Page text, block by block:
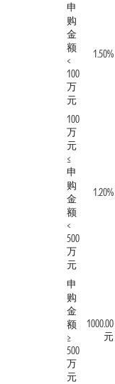
申
购
金
额
<
100
万
元
1.50%
100
万
元
≤
申
购
金
额
<
500
万
元
1.20%
申
购
金
额
≥
500
万
元
1000.00
元